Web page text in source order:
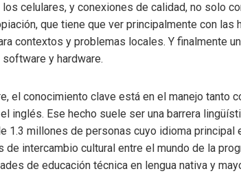
celulares, y conexiones de calidad, no solo
que tiene que ver principalmente con
contextos y problemas locales. Y finalmente
y hardware.
el conocimiento clave está en el manejo tanto
inglés. Ese hecho suele ser una barrera
1.3 millones de personas cuyo idioma principal
intercambio cultural entre el mundo de la
de educación técnica en lengua nativa y